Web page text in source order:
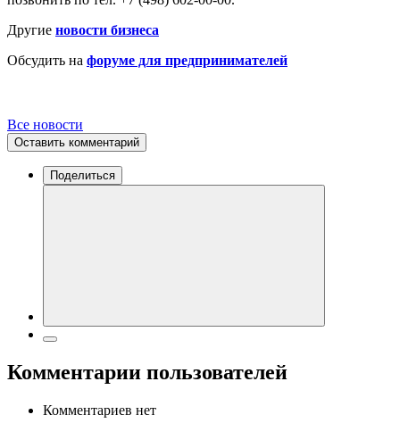
Другие новости бизнеса
Обсудить на форуме для предпринимателей
Все новости
Оставить комментарий
Поделиться
Комментарии пользователей
Комментариев нет